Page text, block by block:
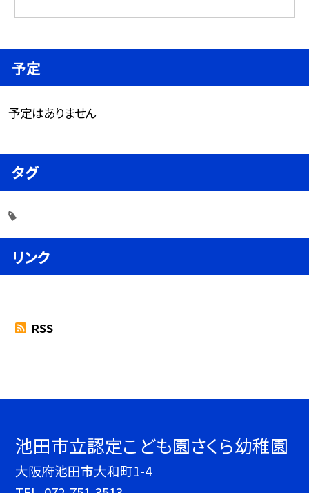
予定
予定はありません
タグ
リンク
RSS
池田市立認定こども園さくら幼稚園
大阪府池田市大和町1-4